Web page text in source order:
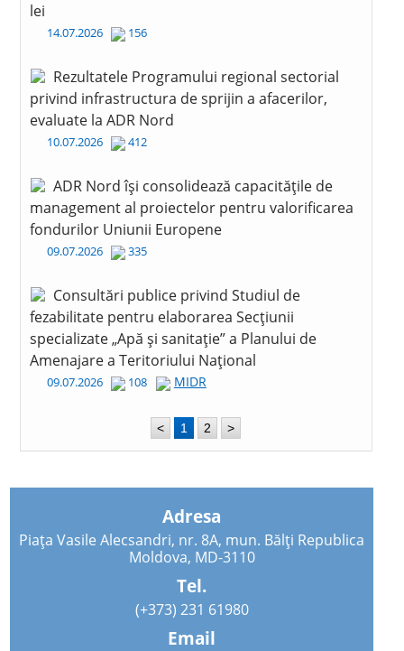
lei
14.07.2026 156
Rezultatele Programului regional sectorial
privind infrastructura de sprijin a afacerilor,
evaluate la ADR Nord
10.07.2026 412
ADR Nord își consolidează capacitățile de
management al proiectelor pentru valorificarea
fondurilor Uniunii Europene
09.07.2026 335
Consultări publice privind Studiul de
fezabilitate pentru elaborarea Secțiunii
specializate „Apă și sanitație” a Planului de
Amenajare a Teritoriului Național
09.07.2026 108 MIDR
< 1 2 >
Adresa
Piața Vasile Alecsandri, nr. 8A, mun. Bălți Republica
Moldova, MD-3110
Tel.
(+373) 231 61980
Email